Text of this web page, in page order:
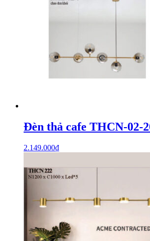
Đèn thả cafe THCN-02-
2.149.000₫